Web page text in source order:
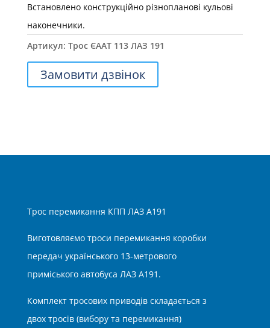
Встановлено конструкційно різнопланові кульові
наконечники.
Артикул: Трос ЄААТ 113 ЛАЗ 191
Замовити дзвінок
Трос перемикання КПП ЛАЗ А191
Виготовляємо троси перемикання коробки
передач українського 13-метрового
приміського автобуса ЛАЗ А191.
Комплект тросових приводів складається з
двох тросів (вибору та перемикання)